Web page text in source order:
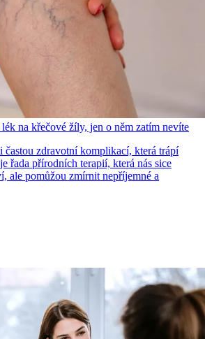
na křečové žíly, jen o něm zatím nevíte
zdravotní komplikací, která trápí
řada přírodních terapií, která nás sice
ale pomůžou zmírnit nepříjemné a